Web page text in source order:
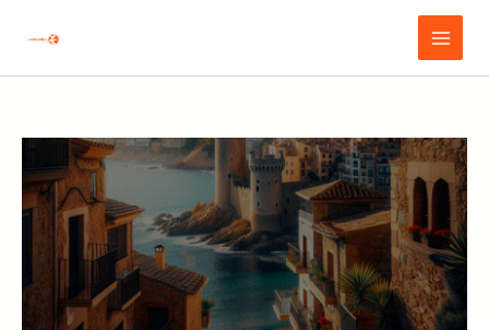
Main
Menu